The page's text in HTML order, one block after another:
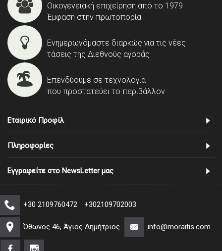
Οικογενειακή επιχείρηση από το 1979
Έμφαση στην πρωτοπορία
Ενημερωνόμαστε διαρκώς για τις νέες
τάσεις της Διεθνούς αγοράς
Επενδύουμε σε τεχνολογία
που προστατεύει το περιβάλλον
Εταιρικό Προφίλ
Πληροφορίες
Εγγραφείτε στο NewsLetter μας
+30 2109760472 +302109702003
Όθωνος 46, Άγιος Δημήτριος info@moraitis.com